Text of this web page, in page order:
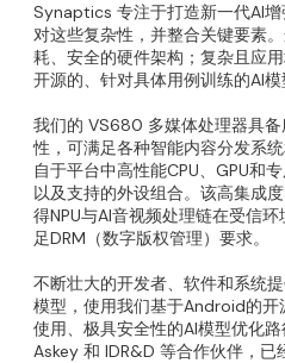
Synaptics 专注于打造新一代AI
对这些复杂性，并整合关键要素
耗、安全的硬件架构；复杂且应
开源的、针对具体用例训练的AI模
我们的 VS680 多媒体处理器具
性，可满足各种智能内容分发系
自于平台中高性能CPU、GPU和
以及支持的外设组合。该高集成
得NPU与AI音视频处理链在受信
足DRM（数字版权管理）要求。
不断壮大的开发者、软件和系统
模型，使用我们基于Android的开
使用、极具安全性的AI模型优化
Askey 和 IDR&D 等合作伙伴，已